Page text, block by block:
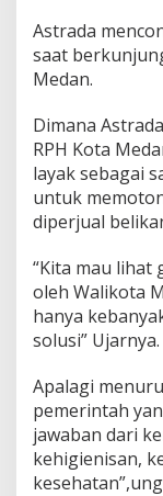
Astrada
saat
Medan.
Dimana
RPH Kota
layak sebagai
untuk
diperjual
“Kita mau lihat
oleh Walikota
hanya
solusi” Ujarnya.
Apalagi
pemerintah
jawaban dari
kehigienisan,